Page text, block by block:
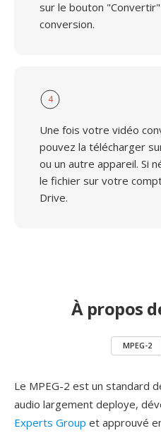
sur le bouton
conversion.
4
Une fois votre vidéo
pouvez la télécharger
ou un autre appareil. Si
le fichier sur votre
Drive.
À propos
MPEG-2
Le MPEG-2 est un standard
audio largement deploye,
Experts Group et approuvé